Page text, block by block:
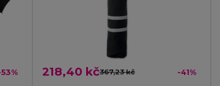
218,40 kč367,23 kč -41%